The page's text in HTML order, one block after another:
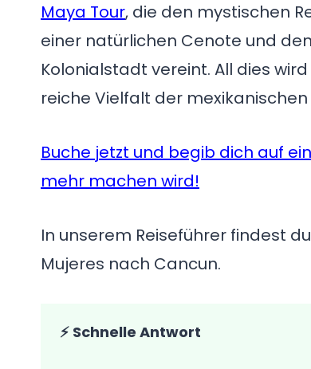
Maya Tour, die den mystischen
einer natürlichen Cenote und
Kolonialstadt vereint. All dies
reiche Vielfalt der
Buche jetzt und begib dich auf
mehr machen wird!
In unserem Reiseführer findest
Mujeres nach Cancun.
⚡ Schnelle Antwort